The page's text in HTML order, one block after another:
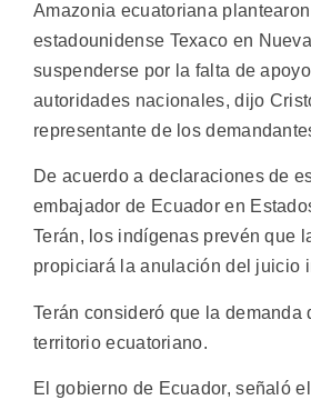
Amazonia ecuatoriana
estadounidense Texaco en
suspenderse por la falta de
autoridades nacionales, dijo
representante de los
De acuerdo a declaraciones de
embajador de Ecuador en
Terán, los indígenas prevén que
propiciará la anulación del juicio
Terán consideró que la demanda
territorio ecuatoriano.
El gobierno de Ecuador, señaló